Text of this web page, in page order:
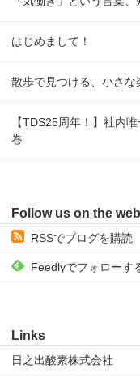
はじめまして！
散歩で見つける、小さな
【TDS25周年！】社内
巻
Follow us on the web
RSSでブログを購読
Feedlyでフォローす
Links
日之出酸素株式会社